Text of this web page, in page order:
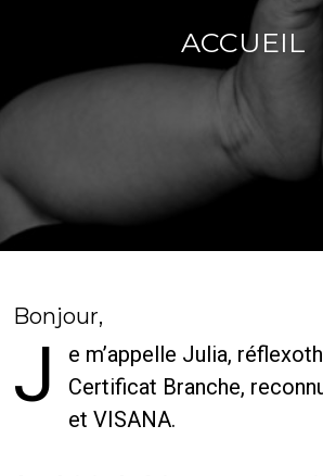
ACCUEIL
Bonjour,
J
e m’appelle Julia,
Certificat Branche,
et VISANA.